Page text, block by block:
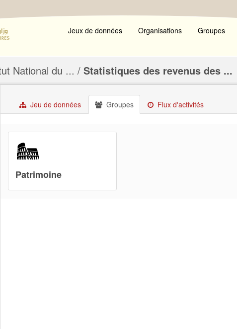
Jeux de données Organisations Groupes
National du ... Statistiques des revenus des ...
Jeu de données Groupes Flux d'activités
Patrimoine